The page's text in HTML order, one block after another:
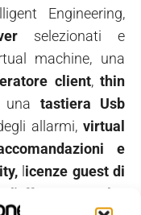
Engineering,
selezionati e
machine, una
client,thin
una tastiera Usb
allarmi,virtual
e
l icenze guest di
l'offerta control &